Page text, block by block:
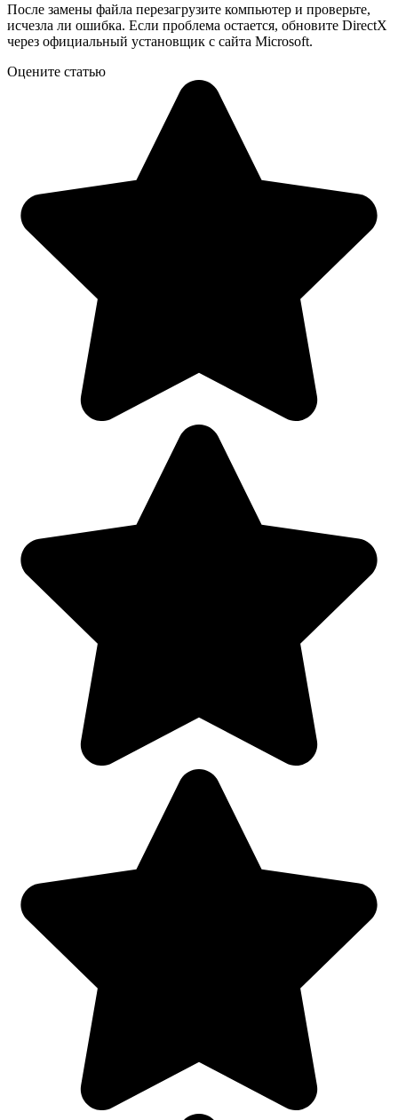
После замены файла перезагрузите компьютер и проверьте,
исчезла ли ошибка. Если проблема остается, обновите DirectX
через официальный установщик с сайта Microsoft.
Оцените статью